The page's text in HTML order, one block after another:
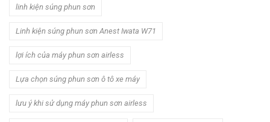
linh kiện súng phun sơn
Linh kiện súng phun sơn Anest Iwata W71
lợi ích của máy phun sơn airless
Lựa chọn súng phun sơn ô tô xe máy
lưu ý khi sử dụng máy phun sơn airless